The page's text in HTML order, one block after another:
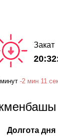
Закат
-2 мин 11
Долгота дня